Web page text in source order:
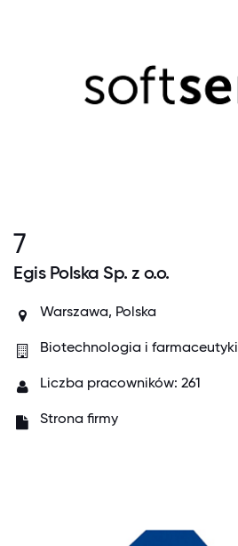
7
Egis Polska Sp. z o.o.
Warszawa, Polska
Biotechnologia i farmaceutyki
Liczba pracowników: 261
Strona firmy